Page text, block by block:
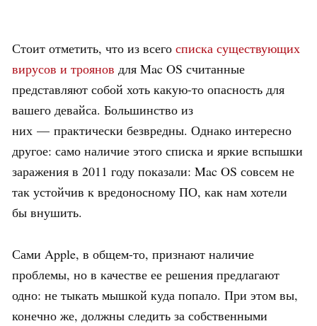
Стоит отметить, что из всего списка существующих
вирусов и троянов для Mac OS считанные
представляют собой хоть какую-то опасность для
вашего девайса. Большинство из
них — практически безвредны. Однако интересно
другое: само наличие этого списка и яркие вспышки
заражения в 2011 году показали: Mac OS совсем не
так устойчив к вредоносному ПО, как нам хотели
бы внушить.
Сами Apple, в общем-то, признают наличие
проблемы, но в качестве ее решения предлагают
одно: не тыкать мышкой куда попало. При этом вы,
конечно же, должны следить за собственными